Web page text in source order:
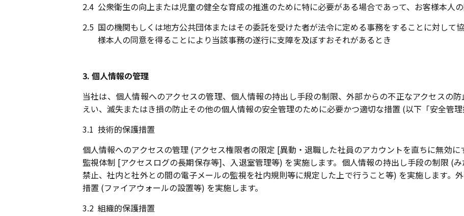
2.4 公衆衛生の向上または児童の健全な育成の推進のために特に必要がある場合であって、お客様本人
2.5 国の機関もしくは地方公共団体またはその委託を受けた者が法令に定める事務をすることに対して
様本人の同意を得ることにより当該事務の遂行に支障を及ぼすおそれがあるとき
3. 個人情報の管理
当社は、個人情報へのアクセスの管理、個人情報の持出し手段の制限、外部からの不正なアクセスの
えい、滅失またはき損の防止その他の個人情報の安全管理のために必要かつ適切な措置 (以下「安全管理
3.1 技術的保護措置
個人情報へのアクセスの管理 (アクセス権限者の限定 [異動・退職した社員のアカウントを直ちに無効
監視体制 [アクセスログの長期保存等]、入退室管理等) を実施します。個人情報の持出し手段の制限 (
禁止、社内と社外との間の電子メールの監視を社内規則等に規定した上で行うこと等) を実施します。
措置 (ファイアウォールの設置等) を実施します。
3.2 組織的保護措置